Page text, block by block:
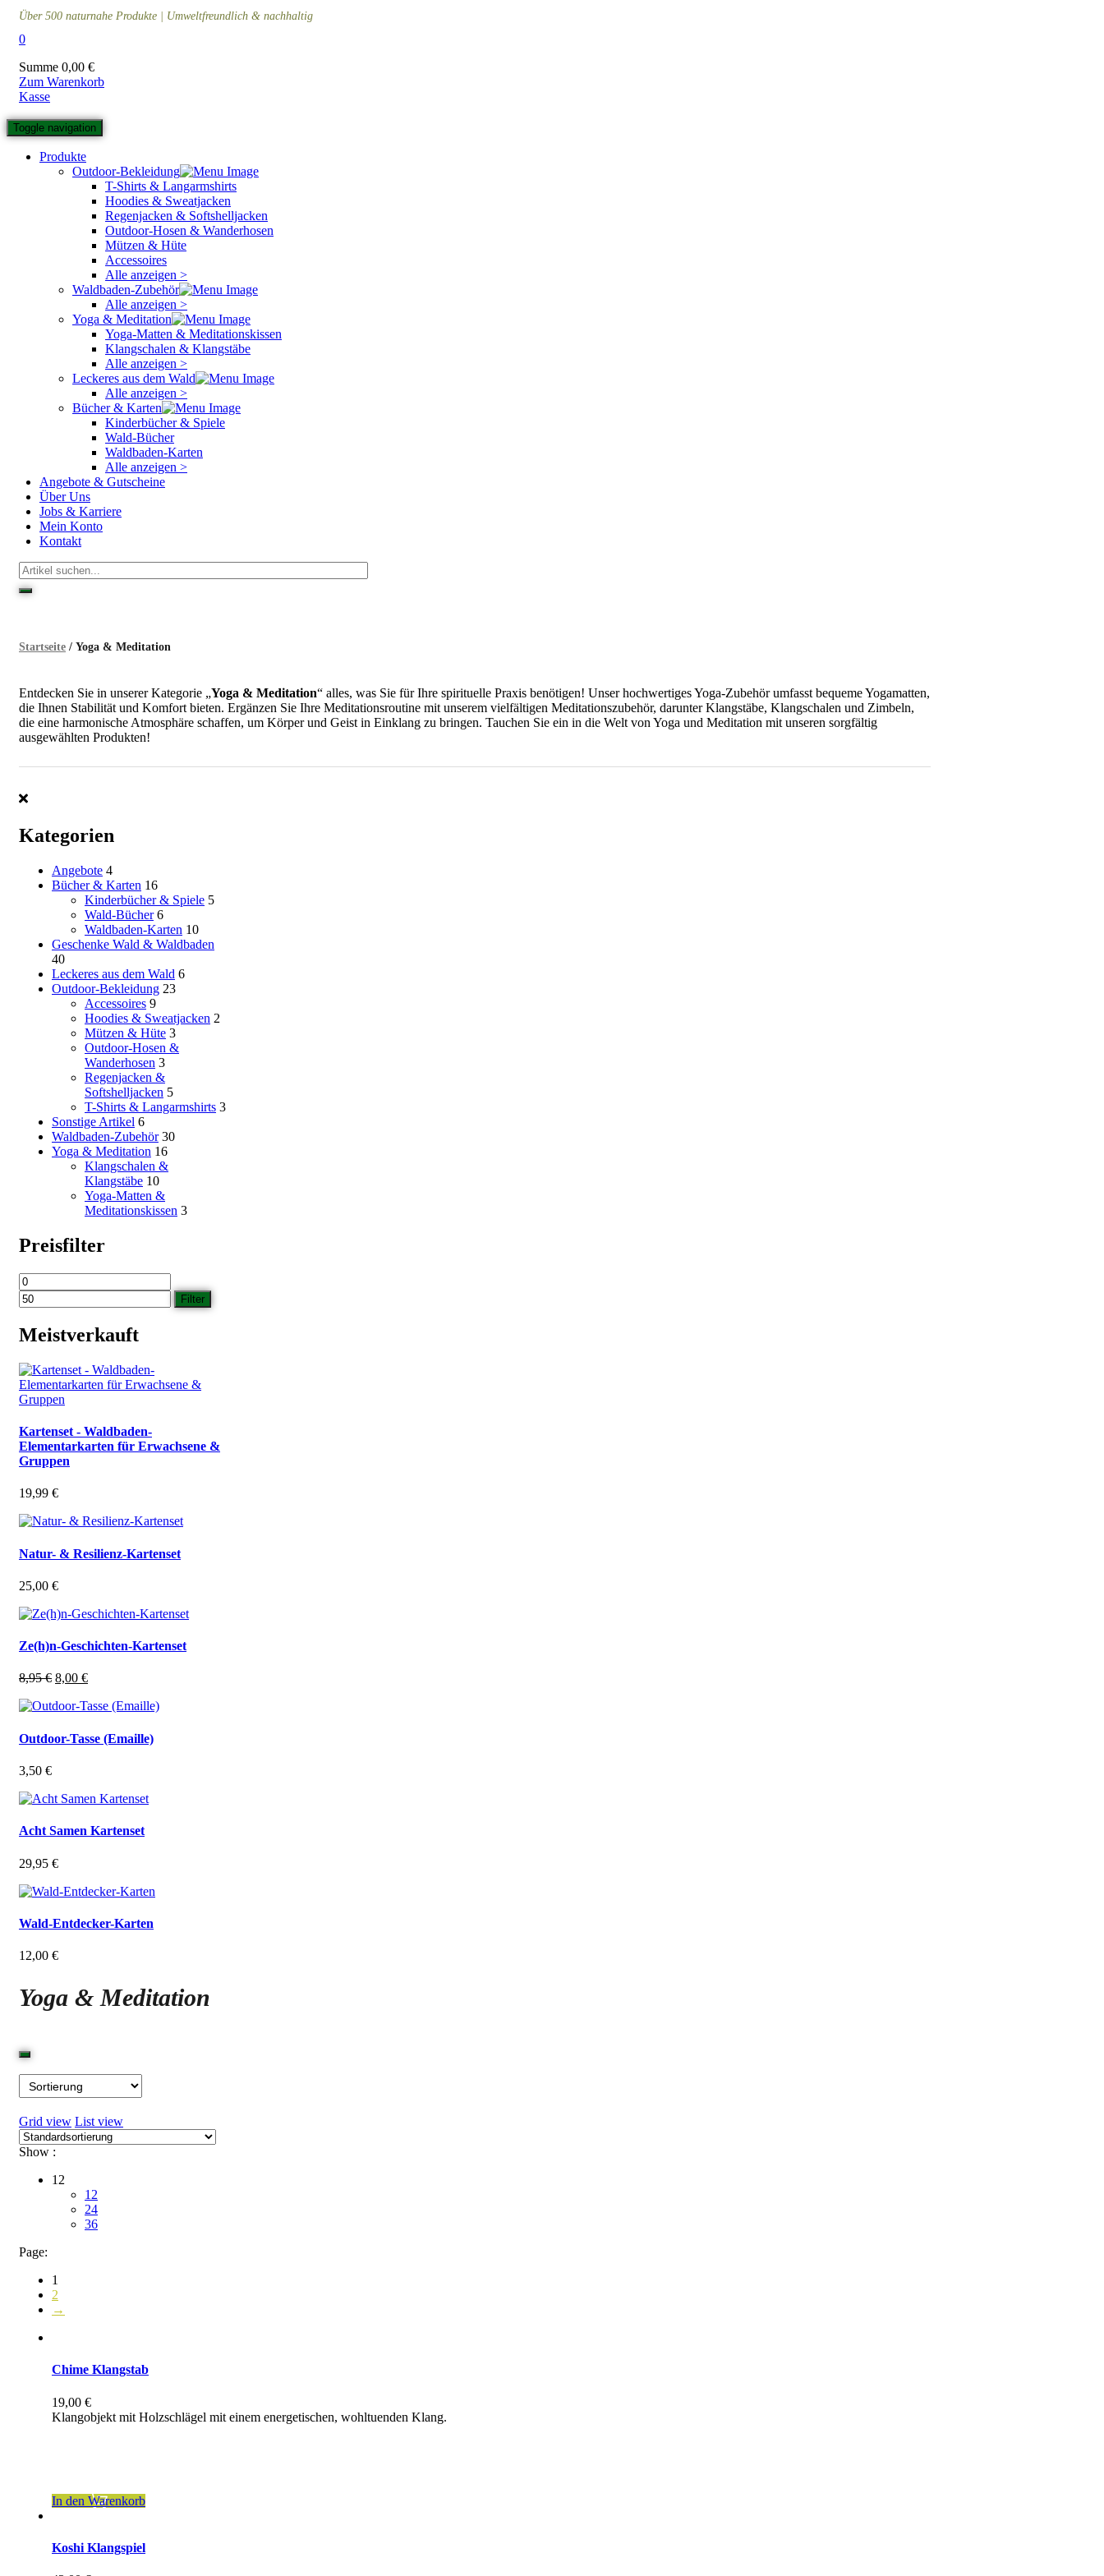
Über 500 naturnahe Produkte | Umweltfreundlich & nachhaltig
0
Summe 0,00 €
Zum Warenkorb
Kasse
Toggle navigation
Produkte
Outdoor-Bekleidung
T-Shirts & Langarmshirts
Hoodies & Sweatjacken
Regenjacken & Softshelljacken
Outdoor-Hosen & Wanderhosen
Mützen & Hüte
Accessoires
Alle anzeigen >
Waldbaden-Zubehör
Alle anzeigen >
Yoga & Meditation
Yoga-Matten & Meditationskissen
Klangschalen & Klangstäbe
Alle anzeigen >
Leckeres aus dem Wald
Alle anzeigen >
Bücher & Karten
Kinderbücher & Spiele
Wald-Bücher
Waldbaden-Karten
Alle anzeigen >
Angebote & Gutscheine
Über Uns
Jobs & Karriere
Mein Konto
Kontakt
Startseite / Yoga & Meditation
Entdecken Sie in unserer Kategorie „Yoga & Meditation“ alles, was Sie für Ihre spirituelle Praxis benötigen! Unser hochwertiges Yoga-Zubehör umfasst bequeme Yogamatten,
die Ihnen Stabilität und Komfort bieten. Ergänzen Sie Ihre Meditationsroutine mit unserem vielfältigen Meditationszubehör, darunter Klangstäbe, Klangschalen und Zimbeln,
die eine harmonische Atmosphäre schaffen, um Körper und Geist in Einklang zu bringen. Tauchen Sie ein in die Welt von Yoga und Meditation mit unseren sorgfältig
ausgewählten Produkten!
Kategorien
Angebote 4
Bücher & Karten 16
Kinderbücher & Spiele 5
Wald-Bücher 6
Waldbaden-Karten 10
Geschenke Wald & Waldbaden
40
Leckeres aus dem Wald 6
Outdoor-Bekleidung 23
Accessoires 9
Hoodies & Sweatjacken 2
Mützen & Hüte 3
Outdoor-Hosen &
Wanderhosen 3
Regenjacken &
Softshelljacken 5
T-Shirts & Langarmshirts 3
Sonstige Artikel 6
Waldbaden-Zubehör 30
Yoga & Meditation 16
Klangschalen &
Klangstäbe 10
Yoga-Matten &
Meditationskissen 3
Preisfilter
Min.
Preis
Preis
Filter
Meistverkauft
Kartenset - Waldbaden-
Elementarkarten für Erwachsene &
Gruppen
19,99 €
Natur- & Resilienz-Kartenset
25,00 €
Ze(h)n-Geschichten-Kartenset
8,95€ Ursprünglicher
war:
8,00 €Aktueller
ist:
Outdoor-Tasse (Emaille)
3,50 €
Acht Samen Kartenset
29,95 €
Wald-Entdecker-Karten
12,00 €
Yoga & Meditation
Grid view List view
Show :
12
12
24
36
Page:
1
2
→
Chime Klangstab
19,00 €
Klangobjekt mit Holzschlägel mit einem energetischen, wohltuenden Klang.
In den Warenkorb
Koshi Klangspiel